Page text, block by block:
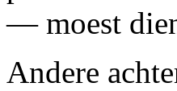
— moest
Andere